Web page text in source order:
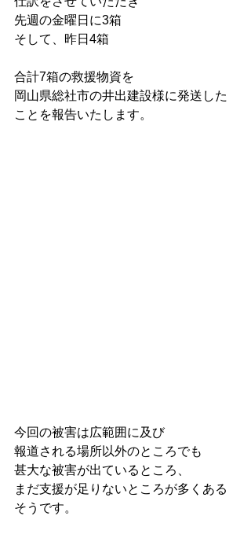
先週の金曜日に3箱
そして、昨日4箱
合計7箱の救援物資を
岡山県総社市の井出建設様に発送した
ことを報告いたします。
今回の被害は広範囲に及び
報道される場所以外のところでも
甚大な被害が出ているところ、
まだ支援が足りないところが多くある
そうです。